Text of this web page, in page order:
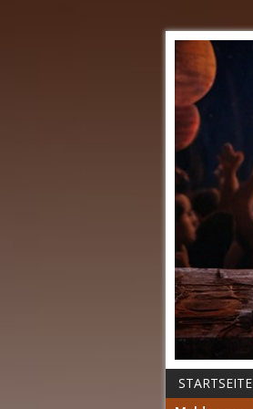
STARTSEITE